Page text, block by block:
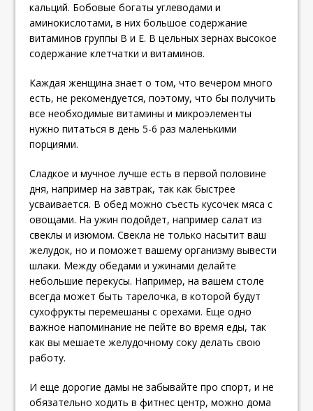
кальций. Бобовые богаты углеводами и
аминокислотами, в них большое содержание
витаминов группы В и Е. В цельных зернах высокое
содержание клетчатки и витаминов.
Каждая женщина знает о том, что вечером много
есть, не рекомендуется, поэтому, что бы получить
все необходимые витамины и микроэлементы
нужно питаться в день 5-6 раз маленькими
порциями.
Сладкое и мучное лучше есть в первой половине
дня, например на завтрак, так как быстрее
усваивается. В обед можно съесть кусочек мяса с
овощами. На ужин подойдет, например салат из
свеклы и изюмом. Свекла не только насытит ваш
желудок, но и поможет вашему организму вывести
шлаки. Между обедами и ужинами делайте
небольшие перекусы. Например, на вашем столе
всегда может быть тарелочка, в которой будут
сухофрукты перемешаны с орехами. Еще одно
важное напоминание не пейте во время еды, так
как вы мешаете желудочному соку делать свою
работу.
И еще дорогие дамы не забывайте про спорт, и не
обязательно ходить в фитнес центр, можно дома